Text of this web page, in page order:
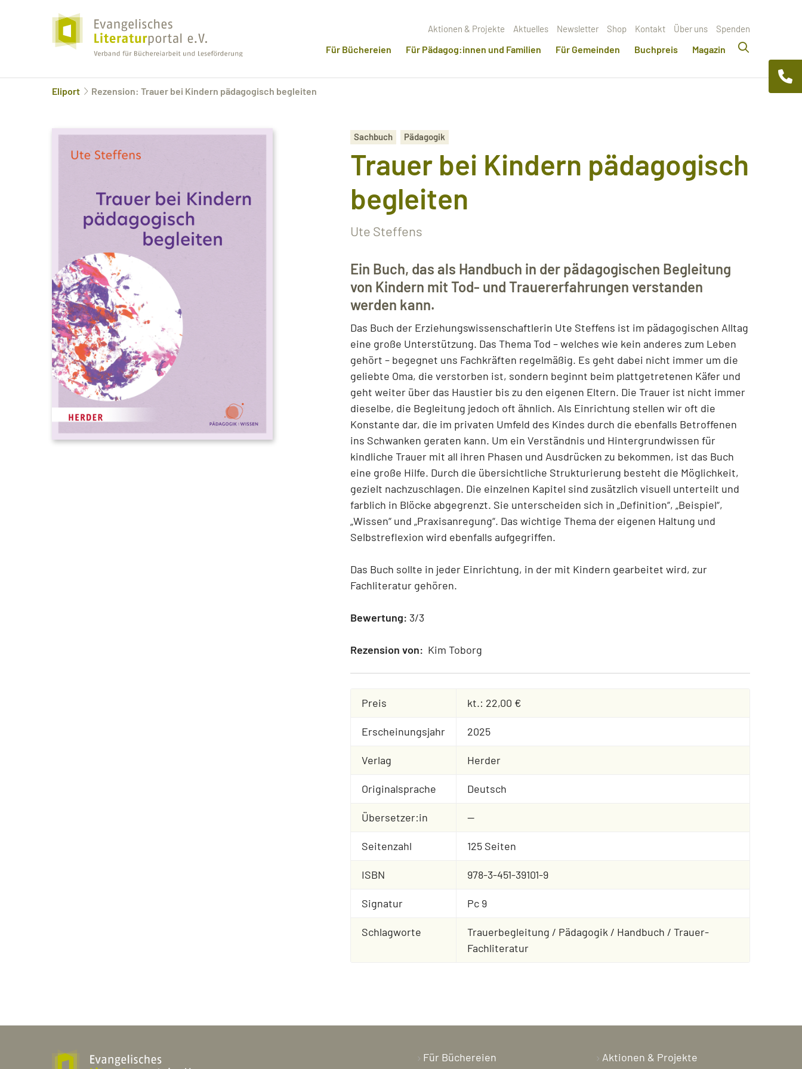
Aktionen & Projekte Aktuelles Newsletter Shop Kontakt Über uns Spenden
Für Büchereien Für Pädagog:innen und Familien Für Gemeinden Buchpreis Magazin
Eliport Rezension: Trauer bei Kindern pädagogisch begleiten
Sachbuch Pädagogik
Trauer bei Kindern pädagogisch
begleiten
Ute Steffens
Ein Buch, das als Handbuch in der pädagogischen Begleitung
von Kindern mit Tod- und Trauererfahrungen verstanden
werden kann.
Das Buch der Erziehungswissenschaftlerin Ute Steffens ist im pädagogischen Alltag
eine große Unterstützung. Das Thema Tod – welches wie kein anderes zum Leben
gehört – begegnet uns Fachkräften regelmäßig. Es geht dabei nicht immer um die
geliebte Oma, die verstorben ist, sondern beginnt beim plattgetretenen Käfer und
geht weiter über das Haustier bis zu den eigenen Eltern. Die Trauer ist nicht immer
dieselbe, die Begleitung jedoch oft ähnlich. Als Einrichtung stellen wir oft die
Konstante dar, die im privaten Umfeld des Kindes durch die ebenfalls Betroffenen
ins Schwanken geraten kann. Um ein Verständnis und Hintergrundwissen für
kindliche Trauer mit all ihren Phasen und Ausdrücken zu bekommen, ist das Buch
eine große Hilfe. Durch die übersichtliche Strukturierung besteht die Möglichkeit,
gezielt nachzuschlagen. Die einzelnen Kapitel sind zusätzlich visuell unterteilt und
farblich in Blöcke abgegrenzt. Sie unterscheiden sich in „Definition“, „Beispiel“,
„Wissen“ und „Praxisanregung“. Das wichtige Thema der eigenen Haltung und
Selbstreflexion wird ebenfalls aufgegriffen.
Das Buch sollte in jeder Einrichtung, in der mit Kindern gearbeitet wird, zur
Fachliteratur gehören.
Bewertung: 3/3
Rezension von: Kim Toborg
Preis kt.: 22,00 €
Erscheinungsjahr 2025
Verlag Herder
Originalsprache Deutsch
Übersetzer:in --
Seitenzahl 125 Seiten
ISBN 978-3-451-39101-9
Signatur Pc 9
Schlagworte
Trauerbegleitung / Pädagogik / Handbuch / Trauer-
Fachliteratur
Für Büchereien Aktionen & Projekte